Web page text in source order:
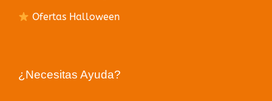
Ofertas Halloween
¿Necesitas Ayuda?